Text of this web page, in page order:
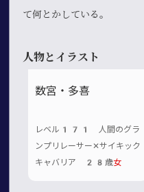
て何とかしている。
人物とイラスト
数宮・多喜
レベル171 人間のグラ
ンプリレーサー✕サイキック
キャバリア 28歳女